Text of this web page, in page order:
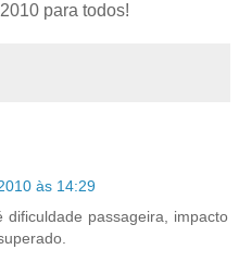
para todos!
às 14:29
passageira, impacto